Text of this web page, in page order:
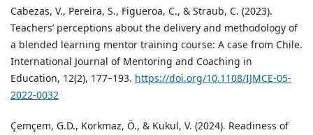
Cabezas, V., Pereira, S., Figueroa, C., & Straub, C. (2023).
Teachers’ perceptions about the delivery and methodology of
a blended learning mentor training course: A case from Chile.
International Journal of Mentoring and Coaching in
Education, 12(2), 177–193. https://doi.org/10.1108/IJMCE-05-
2022-0032
Çemçem, G.D., Korkmaz, Ö., & Kukul, V. (2024). Readiness of